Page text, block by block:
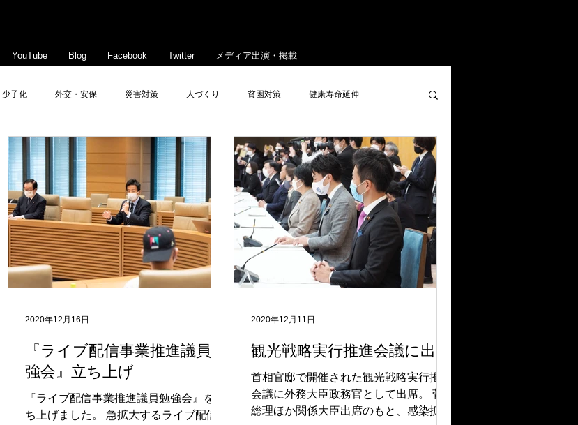
YouTube Blog Facebook Twitter メディア出演・掲載
少子化 外交・安保 災害対策 人づくり 貧困対策 健康寿命延伸
性化
『ライブ配信事業推進議員勉
強会』立ち上げ
『ライブ配信事業推進議員勉強会』を立
ち上げました。 急拡大するライブ配信
2020年12月16日
観光戦略実行推進会議に出席
首相官邸で開催された観光戦略実行推進
会議に外務大臣政務官として出席。 菅
総理ほか関係大臣出席のもと、感染拡大
2020年12月11日